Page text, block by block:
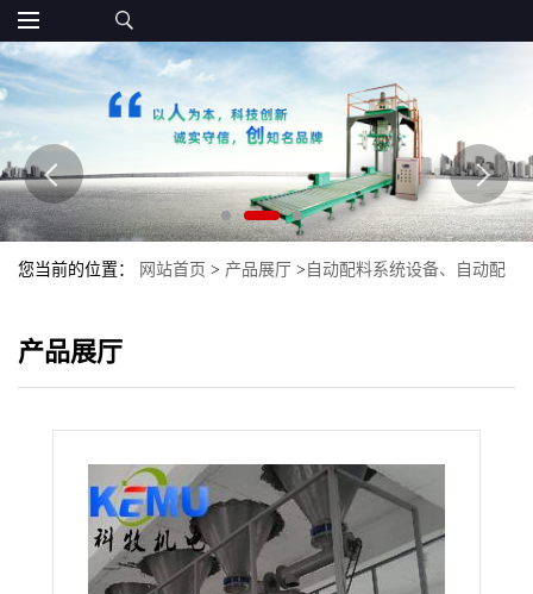
您当前的位置： 网站首页 > 产品展厅 > 自动配料系统设备、自动配
产品展厅